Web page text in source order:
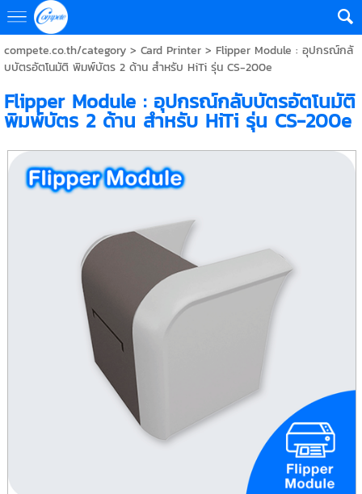
compete.co.th/category> Card Printer> Flipper Module : อุปกรณ์กลั
บบัตรอัตโนมัติ พิมพ์บัตร 2 ด้าน สำหรับ HiTi รุ่น CS-200e
Flipper Module : อุปกรณ์กลับบัตรอัตโนมัติ
พิมพ์บัตร 2 ด้าน สำหรับ HiTi รุ่น CS-200e